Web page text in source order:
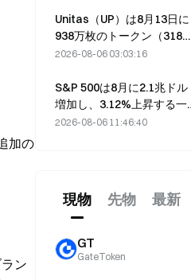
加の
ン
Unitas（UP）は8月13日に
938万枚のトークン（318万
ドル相当）をアンロックす
2026-08-06 03:03:16
S&P 500は8月に2.1兆ドル
増加し、3.12%上昇する一
方、Bitcoinはわずか2%の
2026-08-06 11:46:40
現物 先物 最新
GT
GateToken